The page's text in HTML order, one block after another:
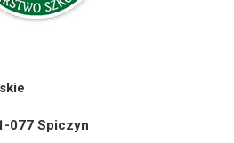
077 Spiczyn